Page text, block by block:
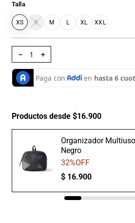
Talla
XS S M L XL XXL
＋
－
Productos desde $16.900
Organizador
Negro
32%OFF
$ 16.900